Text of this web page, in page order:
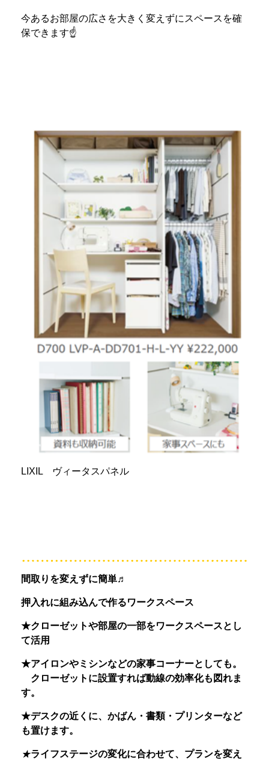
今あるお部屋の広さを大きく変えずにスペースを確
保できます☝
LIXIL ヴィータスパネル
間取りを変えずに簡単♬
押入れに組み込んで作るワークスペース
★クローゼットや部屋の一部をワークスペースとし
て活用
★アイロンやミシンなどの家事コーナーとしても。
クローゼットに設置すれば動線の効率化も図れま
す。
★デスクの近くに、かばん・書類・プリンターなど
も置けます。
★ライフステージの変化に合わせて、プランを変え